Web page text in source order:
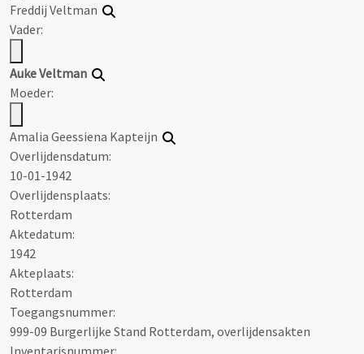
Freddij Veltman
Vader:
AukeVeltman
Moeder:
Amalia Geessiena Kapteijn
Overlijdensdatum:
10-01-1942
Overlijdensplaats:
Rotterdam
Aktedatum:
1942
Akteplaats:
Rotterdam
Toegangsnummer:
999-09 Burgerlijke Stand Rotterdam, overlijdensakten
Inventarisnummer: